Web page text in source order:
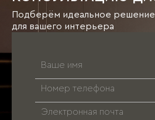
Подберём идеальное решение
для вашего интерьера